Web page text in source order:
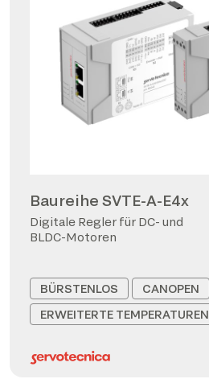
Baureihe SVTE-A-E4x
Digitale Regler für DC- und
BLDC-Motoren
BÜRSTENLOS
CANOPEN
ERWEITERTE TEMPERATUREN